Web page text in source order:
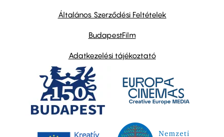
Általános Szerződési Feltételek
BudapestFilm
Adatkezelési tájékoztató